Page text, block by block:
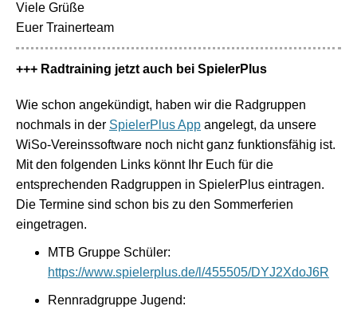
Viele Grüße
Euer Trainerteam
+++ Radtraining jetzt auch bei SpielerPlus
Wie schon angekündigt, haben wir die Radgruppen
nochmals in der SpielerPlus App angelegt, da unsere
WiSo-Vereinssoftware noch nicht ganz funktionsfähig ist.
Mit den folgenden Links könnt Ihr Euch für die
entsprechenden Radgruppen in SpielerPlus eintragen.
Die Termine sind schon bis zu den Sommerferien
eingetragen.
MTB Gruppe Schüler:
https://www.spielerplus.de/l/455505/DYJ2XdoJ6R
Rennradgruppe Jugend: